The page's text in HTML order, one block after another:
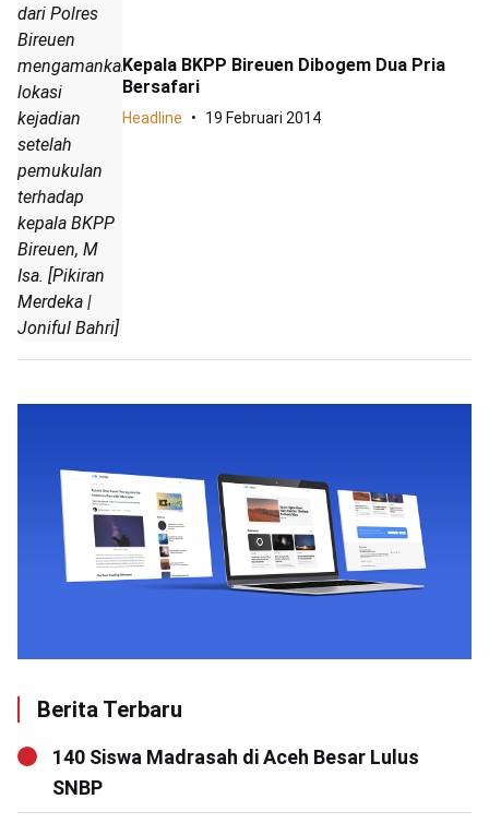
dari Polres
Bireuen
mengamankan
lokasi
kejadian
setelah
pemukulan
terhadap
kepala BKPP
Bireuen, M
Isa. [Pikiran
Merdeka |
Joniful Bahri]
Kepala BKPP Bireuen Dibogem Dua Pria
Bersafari
Headline 19 Februari 2014
Berita Terbaru
140 Siswa Madrasah di Aceh Besar Lulus
SNBP